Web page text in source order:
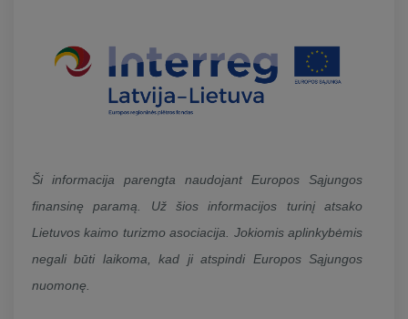
Ši informacija parengta naudojant Europos Sąjungos
finansinę paramą. Už šios informacijos turinį atsako
Lietuvos kaimo turizmo asociacija. Jokiomis aplinkybėmis
negali būti laikoma, kad ji atspindi Europos Sąjungos
nuomonę.